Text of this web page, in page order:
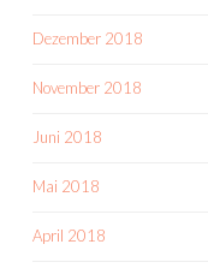
Dezember 2018
November 2018
Juni 2018
Mai 2018
April 2018